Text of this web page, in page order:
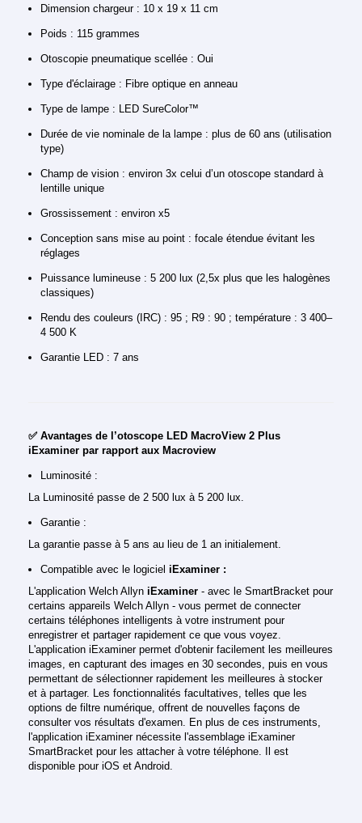
Dimension chargeur : 10 x 19 x 11 cm
Poids : 115 grammes
Otoscopie pneumatique scellée : Oui
Type d'éclairage : Fibre optique en anneau
Type de lampe : LED SureColor™
Durée de vie nominale de la lampe : plus de 60 ans (utilisation
type)
Champ de vision : environ 3x celui d’un otoscope standard à
lentille unique
Grossissement : environ x5
Conception sans mise au point : focale étendue évitant les
réglages
Puissance lumineuse : 5 200 lux (2,5x plus que les halogènes
classiques)
Rendu des couleurs (IRC) : 95 ; R9 : 90 ; température : 3 400–
4 500 K
Garantie LED : 7 ans
✅ Avantages de l’otoscope LED MacroView 2 Plus
iExaminer par rapport aux Macroview
Luminosité :
La Luminosité passe de 2 500 lux à 5 200 lux.
Garantie :
La garantie passe à 5 ans au lieu de 1 an initialement.
Compatible avec le logiciel iExaminer :
L'application Welch Allyn iExaminer - avec le SmartBracket pour
certains appareils Welch Allyn - vous permet de connecter
certains téléphones intelligents à votre instrument pour
enregistrer et partager rapidement ce que vous voyez.
L'application iExaminer permet d'obtenir facilement les meilleures
images, en capturant des images en 30 secondes, puis en vous
permettant de sélectionner rapidement les meilleures à stocker
et à partager. Les fonctionnalités facultatives, telles que les
options de filtre numérique, offrent de nouvelles façons de
consulter vos résultats d'examen. En plus de ces instruments,
l'application iExaminer nécessite l'assemblage iExaminer
SmartBracket pour les attacher à votre téléphone. Il est
disponible pour iOS et Android.